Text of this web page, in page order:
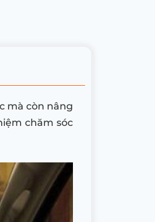
mà còn nâng
chăm sóc